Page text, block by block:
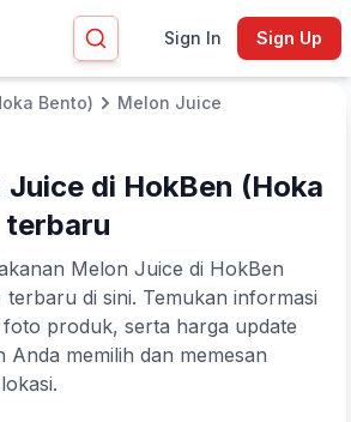
Sign In Sign Up
Bento) Melon Juice
Juice di HokBen (Hoka
terbaru
Melon Juice di HokBen
di sini. Temukan informasi
produk, serta harga update
Anda memilih dan memesan